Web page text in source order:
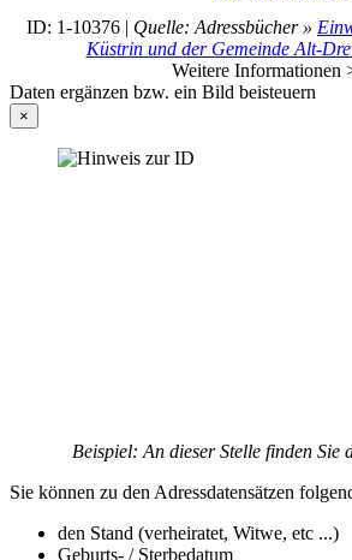
ID: 1-10376 | Quelle: Adressbücher »
Küstrin und der Gemeinde Alt-
Weitere Informationen
Daten ergänzen bzw. ein Bild beisteuern
×
Beispiel: An dieser Stelle finden Sie
Sie können zu den Adressdatensätzen
den Stand (verheiratet, Witwe, etc ...)
Geburts- / Sterbedatum